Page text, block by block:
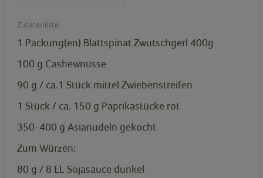
Zutatenliste
1 Packung(en) Blattspinat Zwutschgerl 400g
100 g Cashewnüsse
90 g / ca.1 Stück mittel Zwiebenstreifen
1 Stück / ca. 150 g Paprikastücke rot
350-400 g Asianudeln gekocht
Zum Würzen:
80 g / 8 EL Sojasauce dunkel